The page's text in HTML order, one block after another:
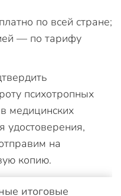
по всей стране;
— по тарифу
психотропных
медицинских
удостоверения,
на
копию.
итоговые